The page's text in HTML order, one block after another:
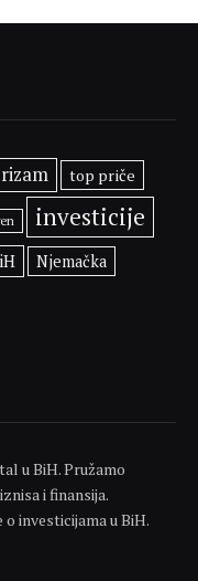
top priče
investicije
Njemačka
u BiH. Pružamo
i finansija.
investicijama u BiH.